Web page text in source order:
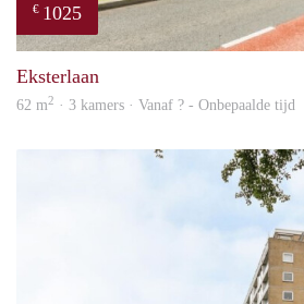
€ 1025
Eksterlaan
62 m2 · 3 kamers · Vanaf ? - Onbepaalde tijd